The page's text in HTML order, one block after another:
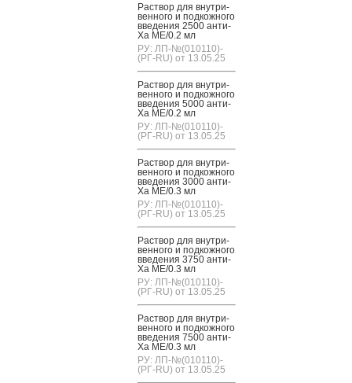
Рас­твор для внут­ри­
вен­но­го и под­кожно­го
вве­дения 2500 ан­ти-
Ха МЕ/0.2 мл
РУ: ЛП-№(010110)-
(РГ-RU) от 13.05.25
Рас­твор для внут­ри­
вен­но­го и под­кожно­го
вве­дения 5000 ан­ти-
Ха МЕ/0.2 мл
РУ: ЛП-№(010110)-
(РГ-RU) от 13.05.25
Рас­твор для внут­ри­
вен­но­го и под­кожно­го
вве­дения 3000 ан­ти-
Ха МЕ/0.3 мл
РУ: ЛП-№(010110)-
(РГ-RU) от 13.05.25
Рас­твор для внут­ри­
вен­но­го и под­кожно­го
вве­дения 3750 ан­ти-
Ха МЕ/0.3 мл
РУ: ЛП-№(010110)-
(РГ-RU) от 13.05.25
Рас­твор для внут­ри­
вен­но­го и под­кожно­го
вве­дения 7500 ан­ти-
Ха МЕ/0.3 мл
РУ: ЛП-№(010110)-
(РГ-RU) от 13.05.25